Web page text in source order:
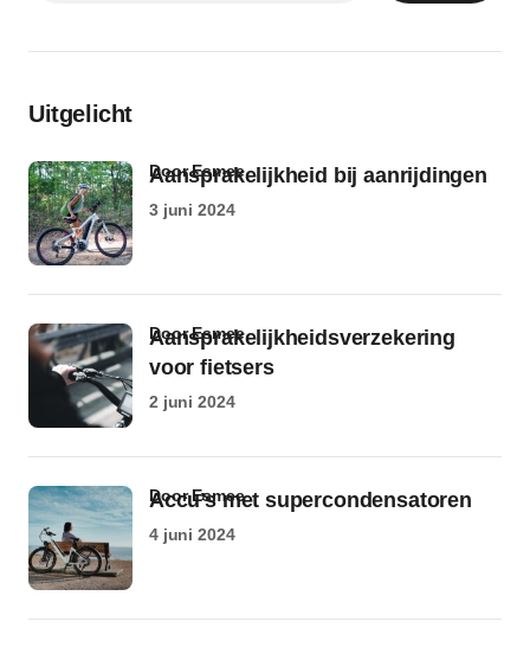
Uitgelicht
Aansprakelijkheid bij aanrijdingen
door Esmee
3 juni 2024
Aansprakelijkheidsverzekering
voor fietsers
door Esmee
2 juni 2024
Accu’s met supercondensatoren
door Esmee
4 juni 2024